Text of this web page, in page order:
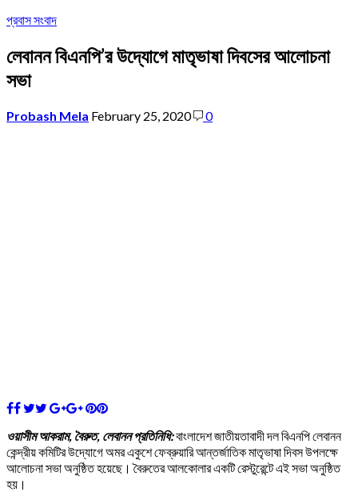
প্রবাস সংবাদ
লেবানন বিএনপি’র উদ্যোগে মাতৃভাষা দিবসের আলোচনা
সভা
Probash Mela February 25, 2020 0
ওয়াসীম আকরাম, বৈরুত, লেবানন প্রতিনিধি:বাংলাদেশ জাতীয়তাবাদী দল বিএনপি লেবানন
কেন্দ্রীয় কমিটির উদ্যোগে অমর একুশে ফেব্রুয়ারি আন্তর্জাতিক মাতৃভাষা দিবস উপলক্ষে
আলোচনা সভা অনুষ্ঠিত হয়েছে। বৈরুতের আলকোলার একটি রেস্টুরেন্টে এই সভা অনুষ্ঠিত
হয়।